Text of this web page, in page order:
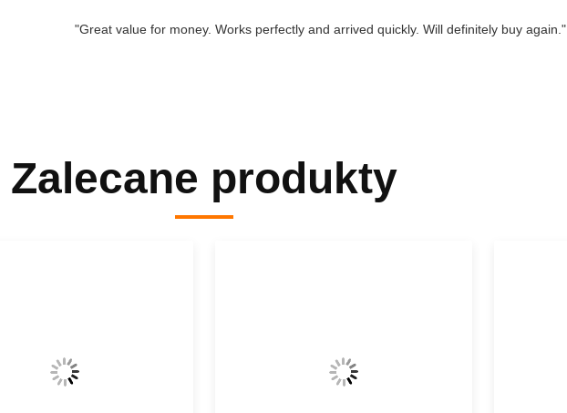
"Great value for money. Works perfectly and arrived quickly. Will definitely buy again."
Zalecane produkty